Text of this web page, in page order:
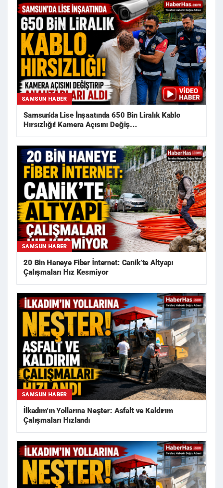
SAMSUN HABER
Samsun'da Lise İnşaatında 650 Bin Liralık Kablo
Hırsızlığı! Kamera Açısını Değiş...
SAMSUN HABER
20 Bin Haneye Fiber İnternet: Canik’te Altyapı
Çalışmaları Hız Kesmiyor
SAMSUN HABER
İlkadım’ın Yollarına Neşter: Asfalt ve Kaldırım
Çalışmaları Hızlandı